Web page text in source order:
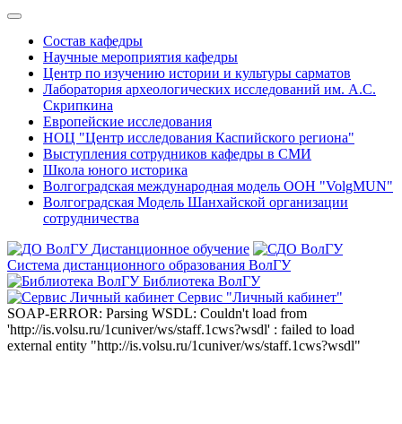
Состав кафедры
Научные мероприятия кафедры
Центр по изучению истории и культуры сарматов
Лаборатория археологических исследований им. А.С.
Скрипкина
Европейские исследования
НОЦ "Центр исследования Каспийского региона"
Выступления сотрудников кафедры в СМИ
Школа юного историка
Волгоградская международная модель ООН "VolgMUN"
Волгоградская Модель Шанхайской организации
сотрудничества
Дистанционное обучение
Система дистанционного образования ВолГУ
Библиотека ВолГУ
Сервис "Личный кабинет"
SOAP-ERROR: Parsing WSDL: Couldn't load from
'http://is.volsu.ru/1cuniver/ws/staff.1cws?wsdl' : failed to load
external entity "http://is.volsu.ru/1cuniver/ws/staff.1cws?wsdl"